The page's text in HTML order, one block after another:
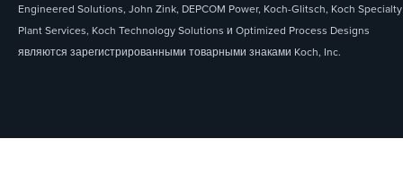
Engineered Solutions, John Zink, DEPCOM Power, Koch-Glitsch, Koch Specialty
Plant Services, Koch Technology Solutions и Optimized Process Designs
являются зарегистрированными товарными знаками Koch, Inc.